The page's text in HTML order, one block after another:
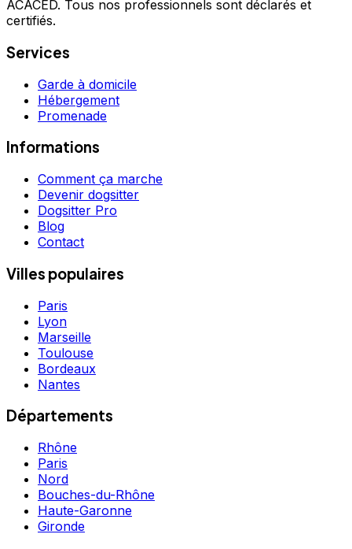
ACACED. Tous nos professionnels sont déclarés et
certifiés.
Services
Garde à domicile
Hébergement
Promenade
Informations
Comment ça marche
Devenir dogsitter
Dogsitter Pro
Blog
Contact
Villes populaires
Paris
Lyon
Marseille
Toulouse
Bordeaux
Nantes
Départements
Rhône
Paris
Nord
Bouches-du-Rhône
Haute-Garonne
Gironde